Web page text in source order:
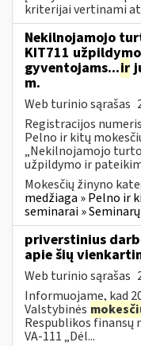
kriterijai vertinami
Nekilnojamojo
KIT711 užpildymo
gyventojams...ir
m.
Web turinio sąrašas
Registracijos
Pelno ir kitų
„Nekilnojamojo
užpildymo ir
Mokesčių žinyno
medžiaga » Pelno ir
seminarai »
priverstinius
apie šių
Web turinio sąrašas
Informuojame, kad
Valstybinės
Respublikos finansų
VA-111 „Dėl...